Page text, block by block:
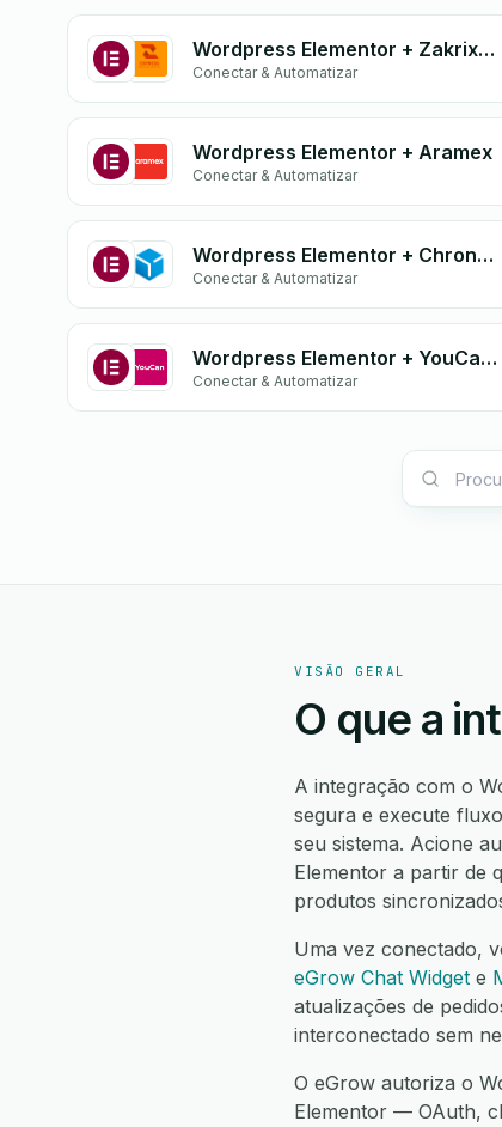
Wordpress Elementor + Zakrix Express
Conectar & Automatizar
Wordpress Elementor + Aramex
Conectar & Automatizar
Wordpress Elementor + Chrono Diali
Conectar & Automatizar
Wordpress Elementor + YouCan Ship
Conectar & Automatizar
VISÃO GERAL
O que a
A integração com o
segura e execute
seu sistema. Acione
Elementor a partir de
produtos
Uma vez conectado,
eGrow Chat Widget e
atualizações de
interconectado sem
O eGrow autoriza o
Elementor — OAuth,